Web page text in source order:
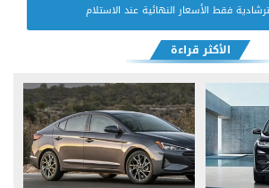
فقط الأسعار النهائية عند الاستلام
الأكثر قراءة